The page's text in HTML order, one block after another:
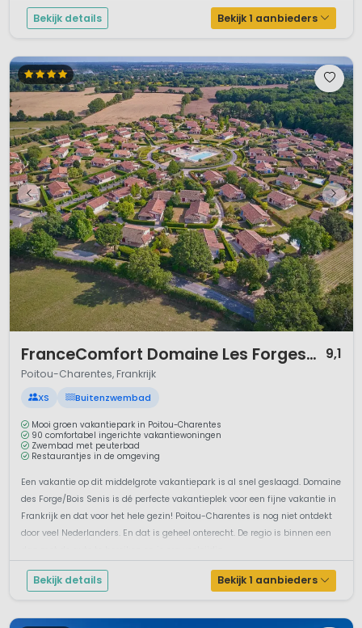
Bekijk details Bekijk 1 aanbieders
FranceComfort Domaine Les Forges - Bois Senis 9,1
Poitou-Charentes, Frankrijk
XS Buitenzwembad
Mooi groen vakantiepark in Poitou-Charentes
90 comfortabel ingerichte vakantiewoningen
Zwembad met peuterbad
Restaurantjes in de omgeving
Een vakantie op dit middelgrote vakantiepark is al snel geslaagd. Domaine
des Forge/Bois Senis is dé perfecte vakantieplek voor een fijne vakantie in
Frankrijk en dat voor het hele gezin! Poitou-Charentes is nog niet ontdekt
door veel Nederlanders. En dat is geheel onterecht. De regio is binnen een
Bekijk details Bekijk 1 aanbieders